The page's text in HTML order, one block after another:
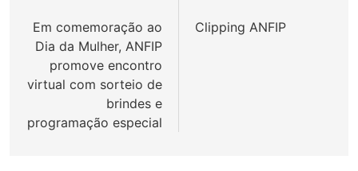
Post
Em comemoração ao
Dia da Mulher, ANFIP
promove encontro
virtual com sorteio de
brindes e
programação especial
Clipping ANFIP